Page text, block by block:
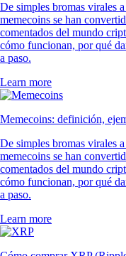
De simples bromas virales
memecoins se han
comentados del mundo
cómo funcionan, por qué
a paso.
Learn more
Memecoins: definición,
De simples bromas virales
memecoins se han
comentados del mundo
cómo funcionan, por qué
a paso.
Learn more